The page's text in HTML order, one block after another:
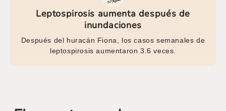
Leptospirosis aumenta después de
inundaciones
Después del huracán Fiona, los casos semanales de
leptospirosis aumentaron 3.6 veces.